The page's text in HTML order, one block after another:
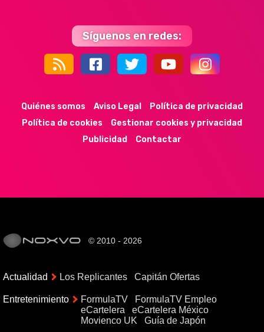
Síguenos en redes:
Quiénes somos Aviso Legal
Política de privacidad
Política de cookies
Gestionar cookies y privacidad
Publicidad
Contactar
© 2010 - 2026
Actualidad Los Replicantes Capitán Ofertas
Entretenimiento FormulaTV
FormulaTV Empleo
eCartelera
eCartelera México
Movienco UK
Guía de Japón